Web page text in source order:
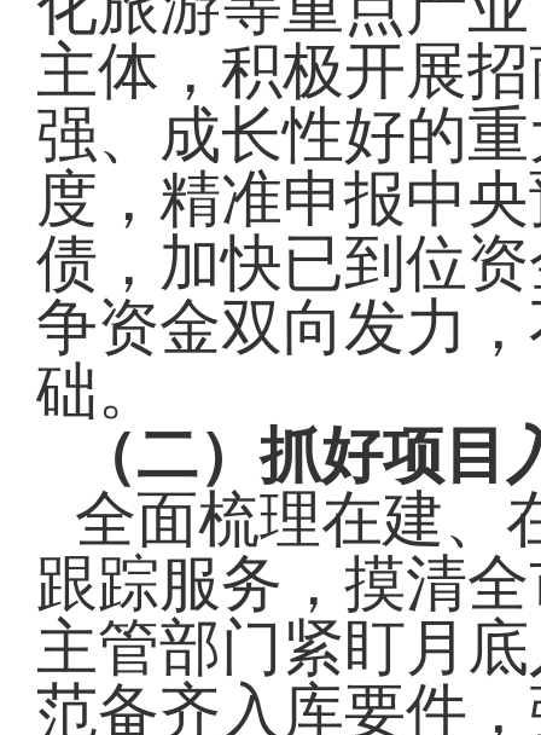
主体，积极开展
强、成长性好的
度，精准申报中
债，加快已到位
争资金双向发力
础。
（二）抓好项目
全面梳理在建、
跟踪服务，摸清
主管部门紧盯月
范备齐入库要件